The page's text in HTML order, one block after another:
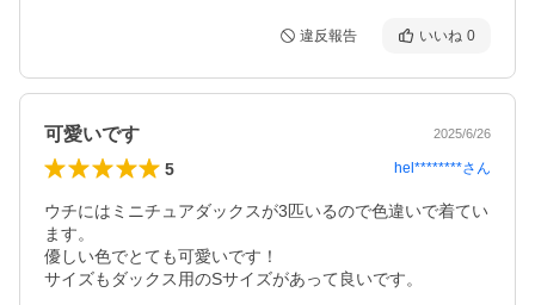
違反報告 いいね 0
可愛いです 2025/6/26
5 hel********さん
ウチにはミニチュアダックスが3匹いるので色違いで着てい
ます。
優しい色でとても可愛いです！
サイズもダックス用のSサイズがあって良いです。